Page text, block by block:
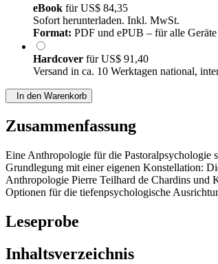
eBook fürUS$ 84,35
Sofort herunterladen. Inkl. MwSt.
Format: PDF und ePUB – für alle Geräte
Hardcover fürUS$ 91,40
Versand in ca. 10 Werktagen national,
In den Warenkorb
Zusammenfassung
Eine Anthropologie für die Pastoralpsychologie
Grundlegung mit einer eigenen Konstellation:
Anthropologie Pierre Teilhard de Chardins und
Optionen für die tiefenpsychologische
Leseprobe
Inhaltsverzeichnis